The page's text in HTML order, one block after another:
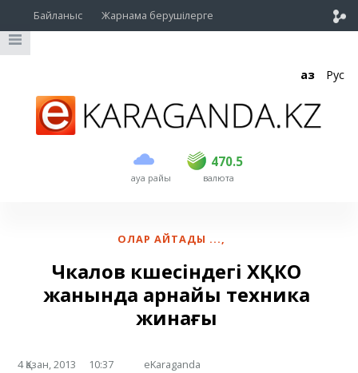
Байланыс Жарнама берушілерге
Қаз Рус
ауа райы
470.5
USD 469 470.5
EUR валюта
ОЛАР АЙТАДЫ ...,
Чкалов көшесіндегі ХҚКО
жанында арнайы техника
жинағы
4 Қазан, 2013 10:37 eKaraganda